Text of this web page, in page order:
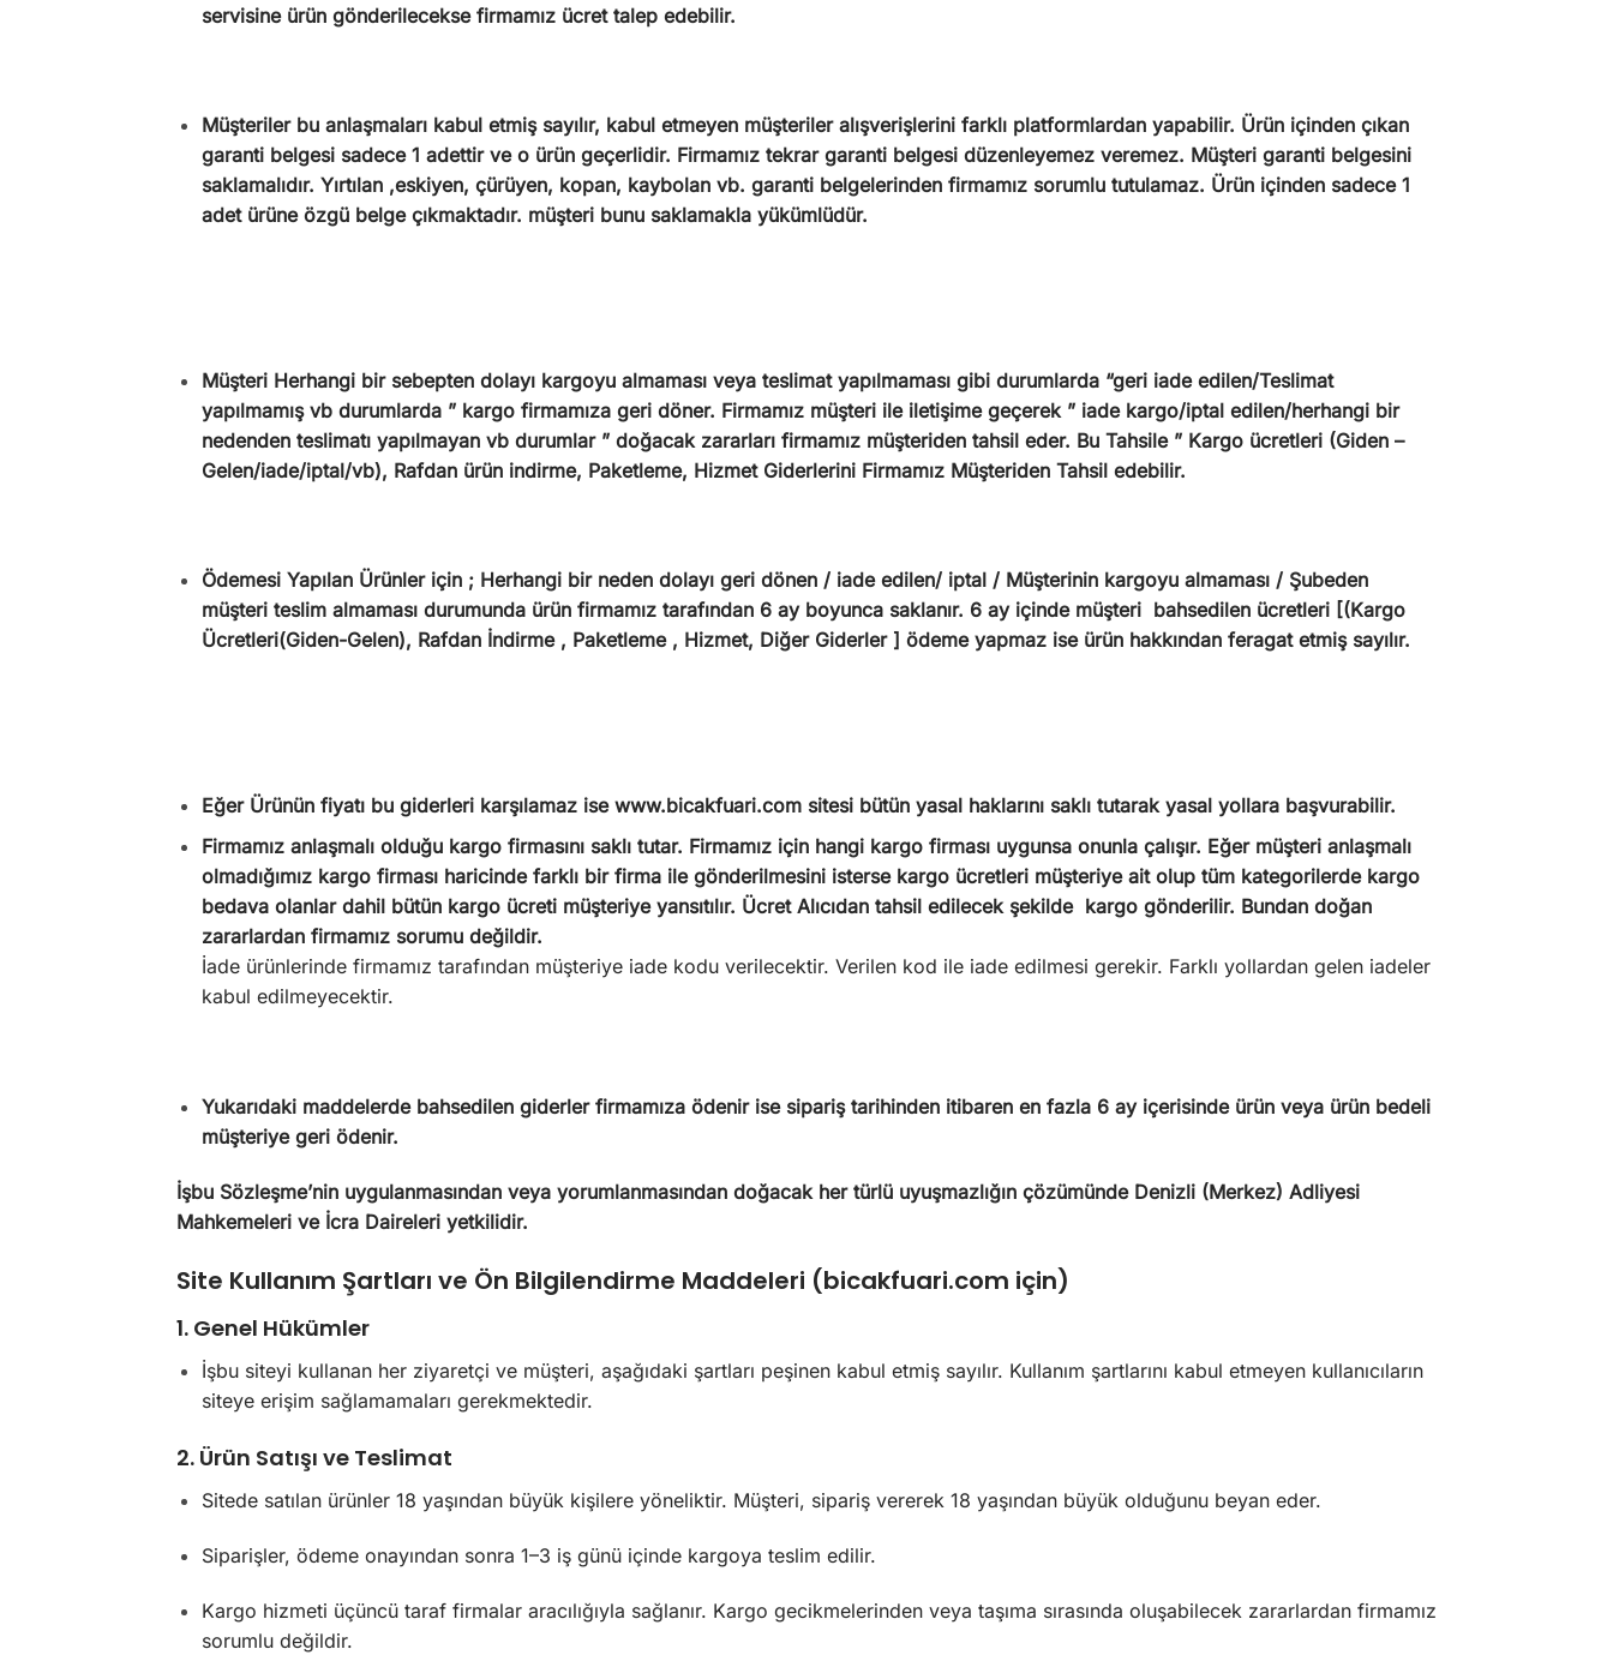
servisine ürün gönderilecekse firmamız ücret talep edebilir.
Müşteriler bu anlaşmaları kabul etmiş sayılır, kabul etmeyen müşteriler alışverişlerini farklı platformlardan yapabilir. Ürün içinden çıkan
garanti belgesi sadece 1 adettir ve o ürün geçerlidir. Firmamız tekrar garanti belgesi düzenleyemez veremez. Müşteri garanti belgesini
saklamalıdır. Yırtılan ,eskiyen, çürüyen, kopan, kaybolan vb. garanti belgelerinden firmamız sorumlu tutulamaz. Ürün içinden sadece 1
adet ürüne özgü belge çıkmaktadır. müşteri bunu saklamakla yükümlüdür.
Müşteri Herhangi bir sebepten dolayı kargoyu almaması veya teslimat yapılmaması gibi durumlarda “geri iade edilen/Teslimat
yapılmamış vb durumlarda ” kargo firmamıza geri döner. Firmamız müşteri ile iletişime geçerek ” iade kargo/iptal edilen/herhangi bir
nedenden teslimatı yapılmayan vb durumlar ” doğacak zararları firmamız müşteriden tahsil eder. Bu Tahsile ” Kargo ücretleri (Giden –
Gelen/iade/iptal/vb), Rafdan ürün indirme, Paketleme, Hizmet Giderlerini Firmamız Müşteriden Tahsil edebilir.
Ödemesi Yapılan Ürünler için ; Herhangi bir neden dolayı geri dönen / iade edilen/ iptal / Müşterinin kargoyu almaması / Şubeden
müşteri teslim almaması durumunda ürün firmamız tarafından 6 ay boyunca saklanır. 6 ay içinde müşteri bahsedilen ücretleri [(Kargo
Ücretleri(Giden-Gelen), Rafdan İndirme , Paketleme , Hizmet, Diğer Giderler ] ödeme yapmaz ise ürün hakkından feragat etmiş sayılır.
Eğer Ürünün fiyatı bu giderleri karşılamaz ise www.bicakfuari.com sitesi bütün yasal haklarını saklı tutarak yasal yollara başvurabilir.
Firmamız anlaşmalı olduğu kargo firmasını saklı tutar. Firmamız için hangi kargo firması uygunsa onunla çalışır. Eğer müşteri anlaşmalı
olmadığımız kargo firması haricinde farklı bir firma ile gönderilmesini isterse kargo ücretleri müşteriye ait olup tüm kategorilerde kargo
bedava olanlar dahil bütün kargo ücreti müşteriye yansıtılır. Ücret Alıcıdan tahsil edilecek şekilde kargo gönderilir. Bundan doğan
zararlardan firmamız sorumu değildir.
İade ürünlerinde firmamız tarafından müşteriye iade kodu verilecektir. Verilen kod ile iade edilmesi gerekir. Farklı yollardan gelen iadeler
kabul edilmeyecektir.
Yukarıdaki maddelerde bahsedilen giderler firmamıza ödenir ise sipariş tarihinden itibaren en fazla 6 ay içerisinde ürün veya ürün bedeli
müşteriye geri ödenir.
İşbu Sözleşme’nin uygulanmasından veya yorumlanmasından doğacak her türlü uyuşmazlığın çözümünde Denizli (Merkez) Adliyesi
Mahkemeleri ve İcra Daireleri yetkilidir.
Site Kullanım Şartları ve Ön Bilgilendirme Maddeleri (bicakfuari.com için)
1. Genel Hükümler
İşbu siteyi kullanan her ziyaretçi ve müşteri, aşağıdaki şartları peşinen kabul etmiş sayılır. Kullanım şartlarını kabul etmeyen kullanıcıların
siteye erişim sağlamamaları gerekmektedir.
2. Ürün Satışı ve Teslimat
Sitede satılan ürünler 18 yaşından büyük kişilere yöneliktir. Müşteri, sipariş vererek 18 yaşından büyük olduğunu beyan eder.
Siparişler, ödeme onayından sonra 1–3 iş günü içinde kargoya teslim edilir.
Kargo hizmeti üçüncü taraf firmalar aracılığıyla sağlanır. Kargo gecikmelerinden veya taşıma sırasında oluşabilecek zararlardan firmamız
sorumlu değildir.